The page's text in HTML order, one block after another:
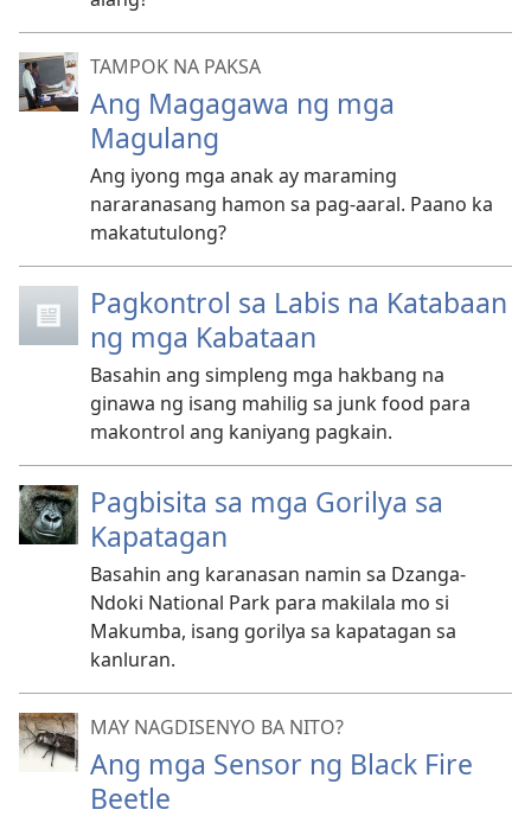
TAMPOK NA PAKSA
Ang Magagawa ng mga
Magulang
Ang iyong mga anak ay maraming
nararanasang hamon sa pag-aaral. Paano ka
makatutulong?
Pagkontrol sa Labis na Katabaan
ng mga Kabataan
Basahin ang simpleng mga hakbang na
ginawa ng isang mahilig sa junk food para
makontrol ang kaniyang pagkain.
Pagbisita sa mga Gorilya sa
Kapatagan
Basahin ang karanasan namin sa Dzanga-
Ndoki National Park para makilala mo si
Makumba, isang gorilya sa kapatagan sa
kanluran.
MAY NAGDISENYO BA NITO?
Ang mga Sensor ng Black Fire
Beetle